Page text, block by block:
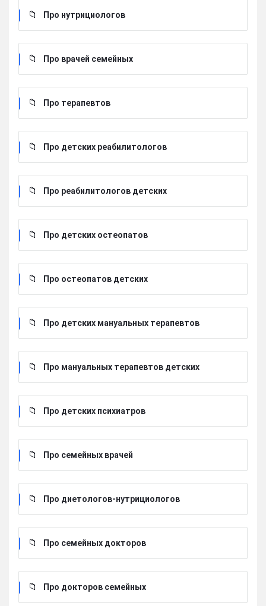
Про нутрициологов
Про врачей семейных
Про терапевтов
Про детских реабилитологов
Про реабилитологов детских
Про детских остеопатов
Про остеопатов детских
Про детских мануальных терапевтов
Про мануальных терапевтов детских
Про детских психиатров
Про семейных врачей
Про диетологов-нутрициологов
Про семейных докторов
Про докторов семейных